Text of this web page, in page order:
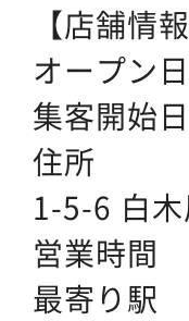
【店舗情報
オープン
集客開始
住所 ：
1-5-6 白
営業時間
最寄り駅